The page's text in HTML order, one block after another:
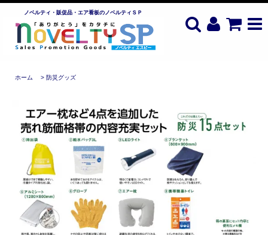
ノベルティ・販促品・エア看板のノベルティＳＰ
ホーム > 防災グッズ